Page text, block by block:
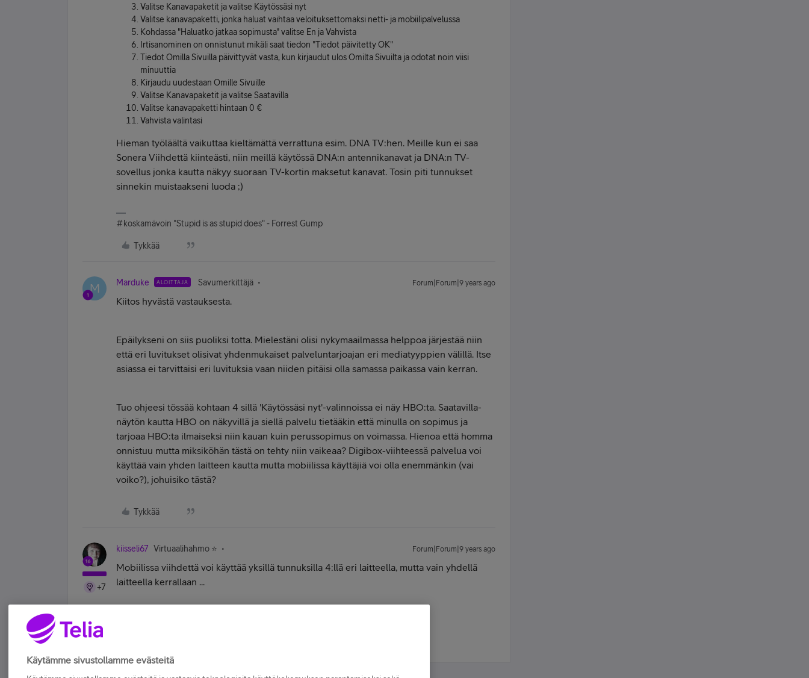
Valitse Kanavapaketit ja valitse Käytössäsi nyt
Valitse kanavapaketti, jonka haluat vaihtaa veloituksettomaksi netti- ja mobiilipalvelussa
Kohdassa "Haluatko jatkaa sopimusta" valitse En ja Vahvista
Irtisanominen on onnistunut mikäli saat tiedon "Tiedot päivitetty OK"
Tiedot Omilla Sivuilla päivittyvät vasta, kun kirjaudut ulos Omilta Sivuilta ja odotat noin viisi
minuuttia
Kirjaudu uudestaan Omille Sivuille
Valitse Kanavapaketit ja valitse Saatavilla
Valitse kanavapaketti hintaan 0 €
Vahvista valintasi
Hieman työläältä vaikuttaa kieltämättä verrattuna esim. DNA TV:hen. Meille kun ei saa
Sonera Viihdettä kiinteästi, niin meillä käytössä DNA:n antennikanavat ja DNA:n TV-
sovellus jonka kautta näkyy suoraan TV-kortin maksetut kanavat. Tosin piti tunnukset
sinnekin muistaakseni luoda ;)
#koskamävoin "Stupid is as stupid does" - Forrest Gump
Tykkää
M Marduke ALOITTAJA Savumerkittäjä Forum|Forum|9 years ago
Kiitos hyvästä vastauksesta.
Epäilykseni on siis puoliksi totta. Mielestäni olisi nykymaailmassa helppoa järjestää niin
että eri luvitukset olisivat yhdenmukaiset palveluntarjoajan eri mediatyyppien välillä. Itse
asiassa ei tarvittaisi eri luvituksia vaan niiden pitäisi olla samassa paikassa vain kerran.
Tuo ohjeesi tössää kohtaan 4 sillä 'Käytössäsi nyt'-valinnoissa ei näy HBO:ta. Saatavilla-
näytön kautta HBO on näkyvillä ja siellä palvelu tietääkin että minulla on sopimus ja
tarjoaa HBO:ta ilmaiseksi niin kauan kuin perussopimus on voimassa. Hienoa että homma
onnistuu mutta miksiköhän tästä on tehty niin vaikeaa? Digibox-viihteessä palvelua voi
käyttää vain yhden laitteen kautta mutta mobiilissa käyttäjiä voi olla enemmänkin (vai
voiko?), johuisiko tästä?
Tykkää
+7
kiisseli67 Virtuaalihahmo ⭐️ Forum|Forum|9 years ago
Mobiilissa viihdettä voi käyttää yksillä tunnuksilla 4:llä eri laitteella, mutta vain yhdellä
laitteella kerrallaan ...
Käytämme sivustollamme evästeitä